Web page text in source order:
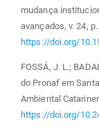
mudança
avançados, v. 24,
https://doi.org/
FOSSÁ, J. L.;
do Pronaf em
Ambiental
https://doi.org/